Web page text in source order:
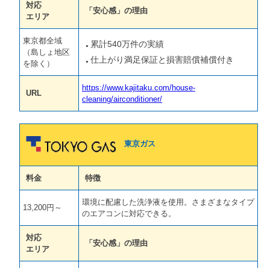
対応
エリア
「安心感」の理由
東京都全域
（島しょ地区
を除く）
累計540万件の実績
仕上がり満足保証と損害賠償補償付き
URL
https://www.kajitaku.com/house-
cleaning/airconditioner/
東京ガス
料金 特徴
13,200円～
環境に配慮した洗浄液を使用。さまざまなタイプ
のエアコンに対応できる。
対応
エリア
「安心感」の理由